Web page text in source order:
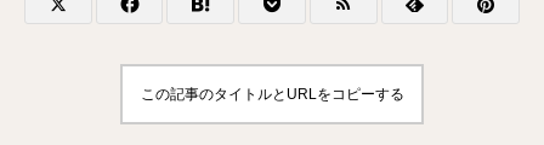
この記事のタイトルとURLをコピーする